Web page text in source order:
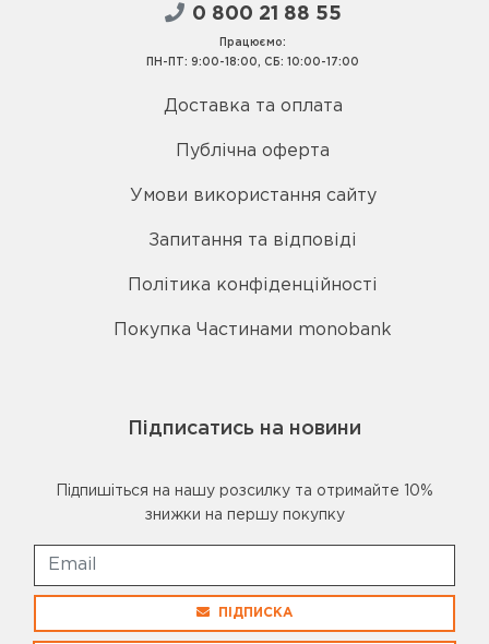
0 800 21 88 55
Працюємо:
ПН-ПТ: 9:00-18:00, СБ: 10:00-17:00
Доставка та оплата
Публічна оферта
Умови використання сайту
Запитання та відповіді
Політика конфіденційності
Покупка Частинами monobank
Підписатись на новини
Підпишіться на нашу розсилку та отримайте 10%
знижки на першу покупку
ПІДПИСКА